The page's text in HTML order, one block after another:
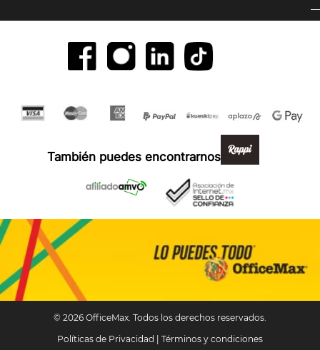
Formas de pago y compra 100% segura
También puedes encontrarnos en:
© 2026 OfficeMax. Todos los derechos reservados.
Políticas de Privacidad
Términos y condiciones